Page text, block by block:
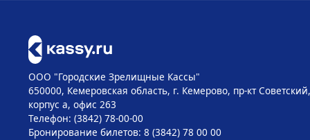
ООО "Городские Зрелищные Кассы"
650000, Кемеровская область, г. Кемерово, пр-кт
корпус а, офис 263
Телефон: (3842) 78-00-00
Бронирование билетов: 8 (3842) 78 00 00